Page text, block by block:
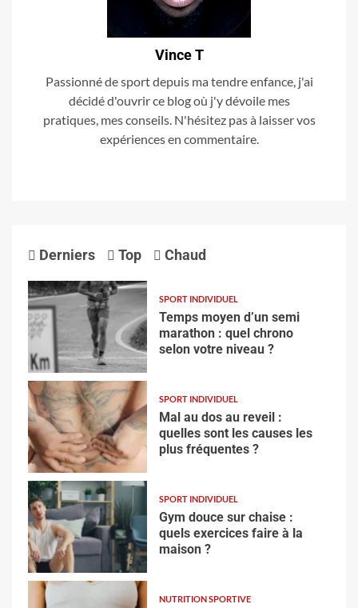
Vince T
Passionné de sport depuis ma tendre enfance, j'ai
décidé d'ouvrir ce blog où j'y dévoile mes
pratiques, mes conseils. N'hésitez pas à laisser vos
expériences en commentaire.
Derniers Top Chaud
SPORT INDIVIDUEL
Temps moyen d’un semi
marathon : quel chrono
selon votre niveau ?
SPORT INDIVIDUEL
Mal au dos au reveil :
quelles sont les causes les
plus fréquentes ?
SPORT INDIVIDUEL
Gym douce sur chaise :
quels exercices faire à la
maison ?
NUTRITION SPORTIVE